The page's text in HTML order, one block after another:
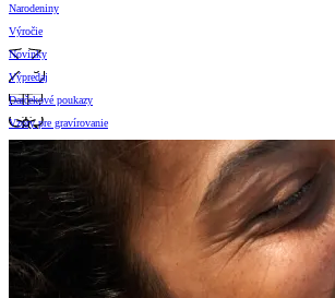
Narodeniny
Výročie
Novinky
Výpredaj
Darčekové poukazy
Vzory pre gravírovanie